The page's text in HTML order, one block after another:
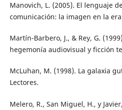
Manovich, L. (2005). El lenguaje
comunicación: la imagen en la
Martín-Barbero, J., & Rey, G.
hegemonía audiovisual y ficción
McLuhan, M. (1998). La galaxia
Lectores.
Melero, R., San Miguel, H., y